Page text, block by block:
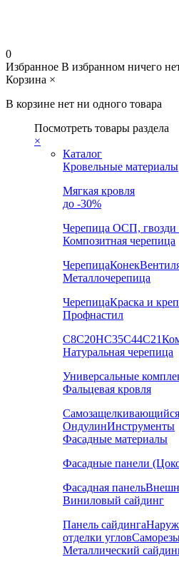
0
Избранное В избранном ничего
Корзина ×
В корзине нет ни одного товара
Посмотреть товары раздела
×
Каталог
Кровельные материалы
Мягкая кровля
до -30%
Черепица ОСП, гвозди
Композитная черепица
ЧерепицаКонек
Металлочерепица
ЧерепицаКраска и
Профнастил
С8С20НС35С44С21
Натуральная черепица
Универсальные
Фальцевая кровля
ОндулинИнструменты
Фасадные материалы
Фасадные панели
Фасадная панель
Виниловый сайдинг
Панель сайдинга
отделки углов
Металлический